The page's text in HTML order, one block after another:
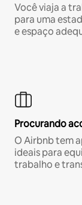
Você viaja a
para uma
e espaço
Procurando
O Airbnb tem
ideais para
trabalho e